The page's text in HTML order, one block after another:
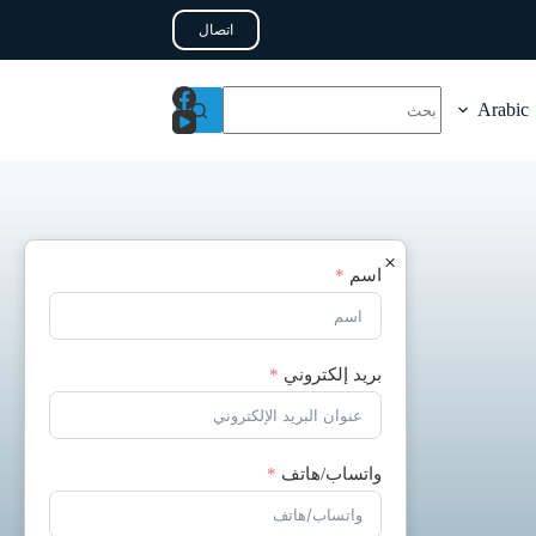
اتصال
Arabic
×
اسم
بريد إلكتروني
واتساب/هاتف